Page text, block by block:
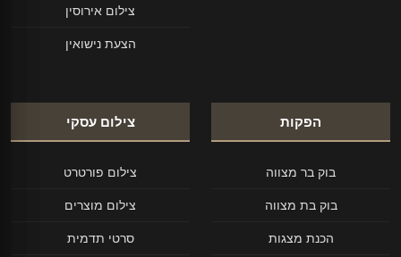
צילום אירוסין
הצעת נישואין
הפקות
בוק בר מצווה
בוק בת מצווה
הכנת מצגות
צילום עסקי
צילום פורטרט
צילום מוצרים
סרטי תדמית